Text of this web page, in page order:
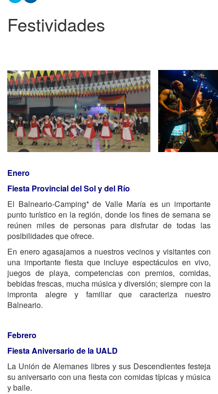
Festividades
Enero
Fiesta Provincial del Sol y del Río
El Balneario-Camping* de Valle María es un importante
punto turístico en la región, donde los fines de semana se
reúnen miles de personas para disfrutar de todas las
posibilidades que ofrece.
En enero agasajamos a nuestros vecinos y visitantes con
una importante fiesta que incluye espectáculos en vivo,
juegos de playa, competencias con premios, comidas,
bebidas frescas, mucha música y diversión; siempre con la
impronta alegre y familiar que caracteriza nuestro
Balneario.
Febrero
Fiesta Aniversario de la UALD
La Unión de Alemanes libres y sus Descendientes festeja
su aniversario con una fiesta con comidas típicas y música
y baile.